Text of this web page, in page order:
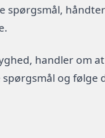
spørgsmål,
handler om
og følge